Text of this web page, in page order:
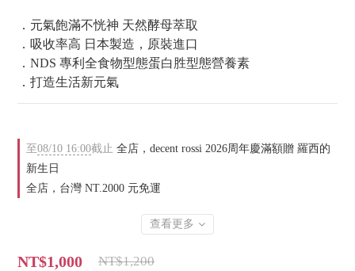
．元氣飽滿不恍神 天然酵母萃取
．吸收率高 日本製造，原裝進口
．NDS 專利全食物型態蛋白胜型態營養素
．打造生活新元氣
至08/10 16:00截止 全店，decent rossi 2026周年慶滿額贈 羅西的
新生日
全店，台灣 NT.2000 元免運
查看更多
NT$1,000 NT$1,200